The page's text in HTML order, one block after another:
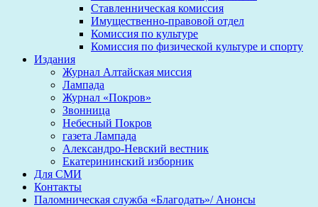
Ставленническая комиссия
Имущественно-правовой отдел
Комиссия по культуре
Комиссия по физической культуре и спорту
Издания
Журнал Алтайская миссия
Лампада
Журнал «Покров»
Звонница
Небесный Покров
газета Лампада
Александро-Невский вестник
Екатерининский изборник
Для СМИ
Контакты
Паломническая служба «Благодать»/ Анонсы